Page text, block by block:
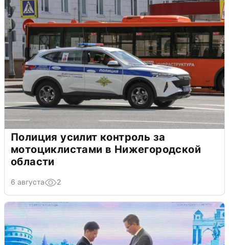
Полиция усилит контроль за
мотоциклистами в Нижегородской
области
6 августа 2